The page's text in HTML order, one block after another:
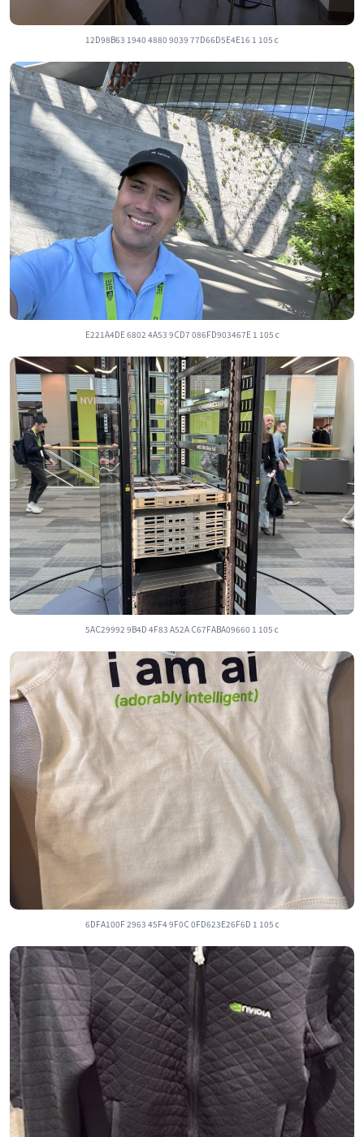
12D98B63 1940 4880 9039 77D66D5E4E16 1 105 c
E221A4DE 6802 4A53 9CD7 086FD903467E 1 105 c
5AC29992 9B4D 4F83 A52A C67FABA09660 1 105 c
6DFA100F 2963 45F4 9F0C 0FD623E26F6D 1 105 c